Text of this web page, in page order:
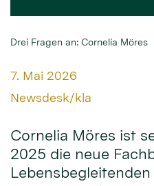
Drei Fragen an: Cornelia Möres
Datum:
7. Mai 2026
Von:
Newsdesk/kla
Cornelia Möres ist
2025 die neue